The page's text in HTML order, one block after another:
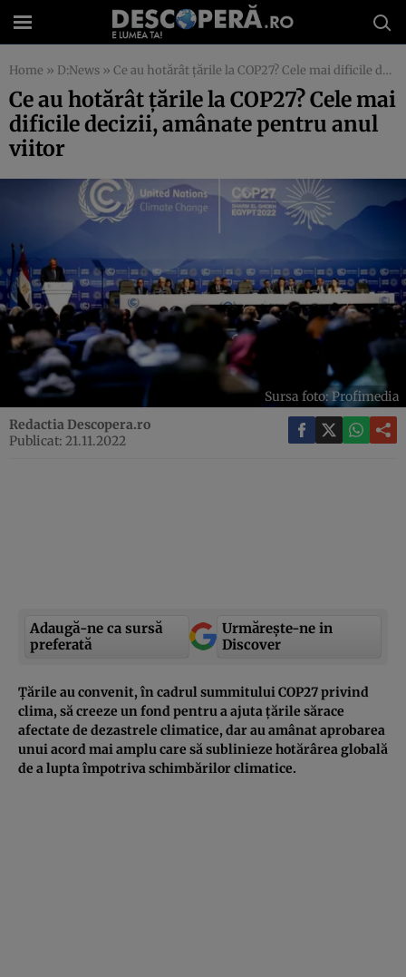
Home » D:News » Ce au hotărât țările la COP27? Cele mai dificile decizii, amânate pentru anul viitor
Ce au hotărât țările la COP27? Cele mai
dificile decizii, amânate pentru anul
viitor
Sursa foto: Profimedia
Redactia Descopera.ro
Publicat: 21.11.2022
Adaugă-ne ca sursă
preferată
Urmărește-ne in
Discover
Țările au convenit, în cadrul summitului COP27 privind
clima, să creeze un fond pentru a ajuta țările sărace
afectate de dezastrele climatice, dar au amânat aprobarea
unui acord mai amplu care să sublinieze hotărârea globală
de a lupta împotriva schimbărilor climatice.